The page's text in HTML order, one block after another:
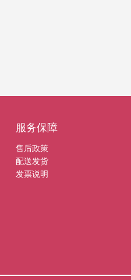
服务保障
售后政策
配送发货
发票说明